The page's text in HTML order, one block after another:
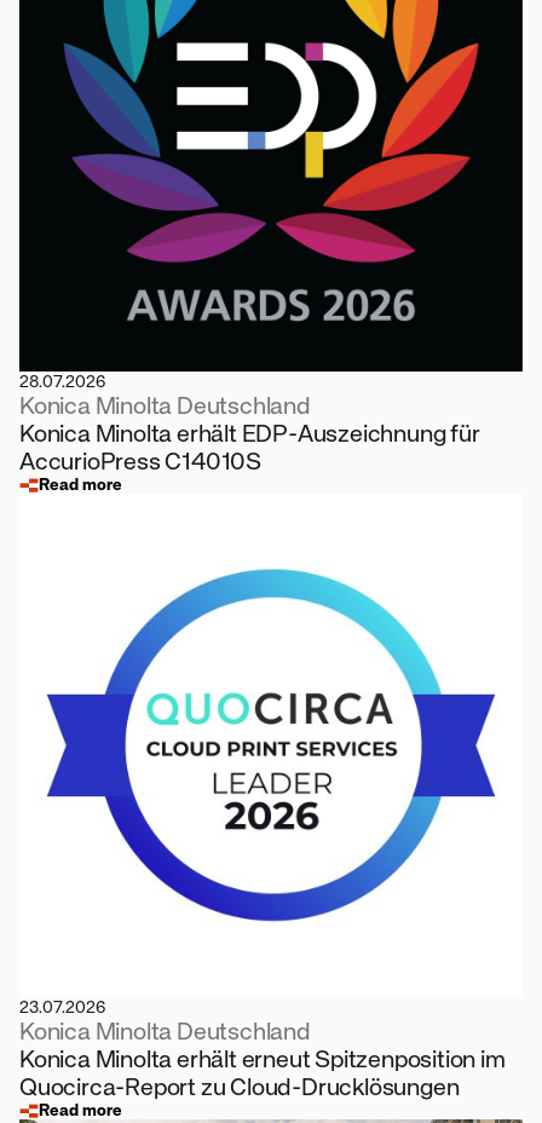
28.07.2026
Konica Minolta Deutschland
Konica Minolta erhält EDP-Auszeichnung für
AccurioPress C14010S
Read more
23.07.2026
Konica Minolta Deutschland
Konica Minolta erhält erneut Spitzenposition im
Quocirca-Report zu Cloud-Drucklösungen
Read more